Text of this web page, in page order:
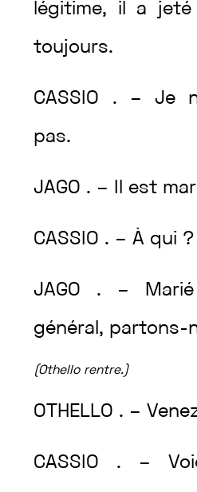
légitime, il a jeté
toujours.
CASSIO . –Je
pas.
JAGO . – est
CASSIO . –À qui ?
JAGO . –
général , partons-
(Othello rentre. )
OTHELLO . –
CASSIO . –